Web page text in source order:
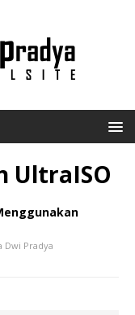
UltraISO
Dwi Pradya